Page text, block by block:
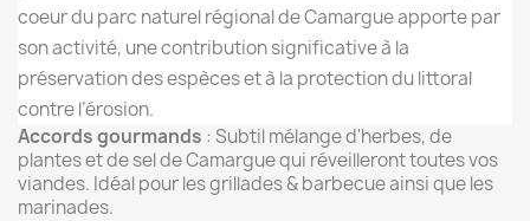
coeur du parc naturel régional de Camargue apporte par
son activité, une contribution significative à la
préservation des espèces et à la protection du littoral
contre l’érosion.
Accords gourmands : Subtil mélange d'herbes, de
plantes et de sel de Camargue qui réveilleront toutes vos
viandes. Idéal pour les grillades & barbecue ainsi que les
marinades.